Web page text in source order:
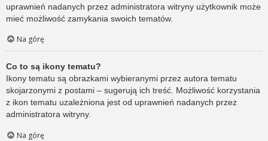
uprawnień nadanych przez administratora witryny użytkownik może
mieć możliwość zamykania swoich tematów.
Na górę
Co to są ikony tematu?
Ikony tematu są obrazkami wybieranymi przez autora tematu
skojarzonymi z postami – sugerują ich treść. Możliwość korzystania
z ikon tematu uzależniona jest od uprawnień nadanych przez
administratora witryny.
Na górę